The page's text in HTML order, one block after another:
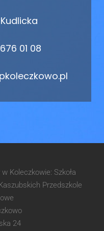
01 08
Koleczkowie: Szkoła
Przedszkole
24